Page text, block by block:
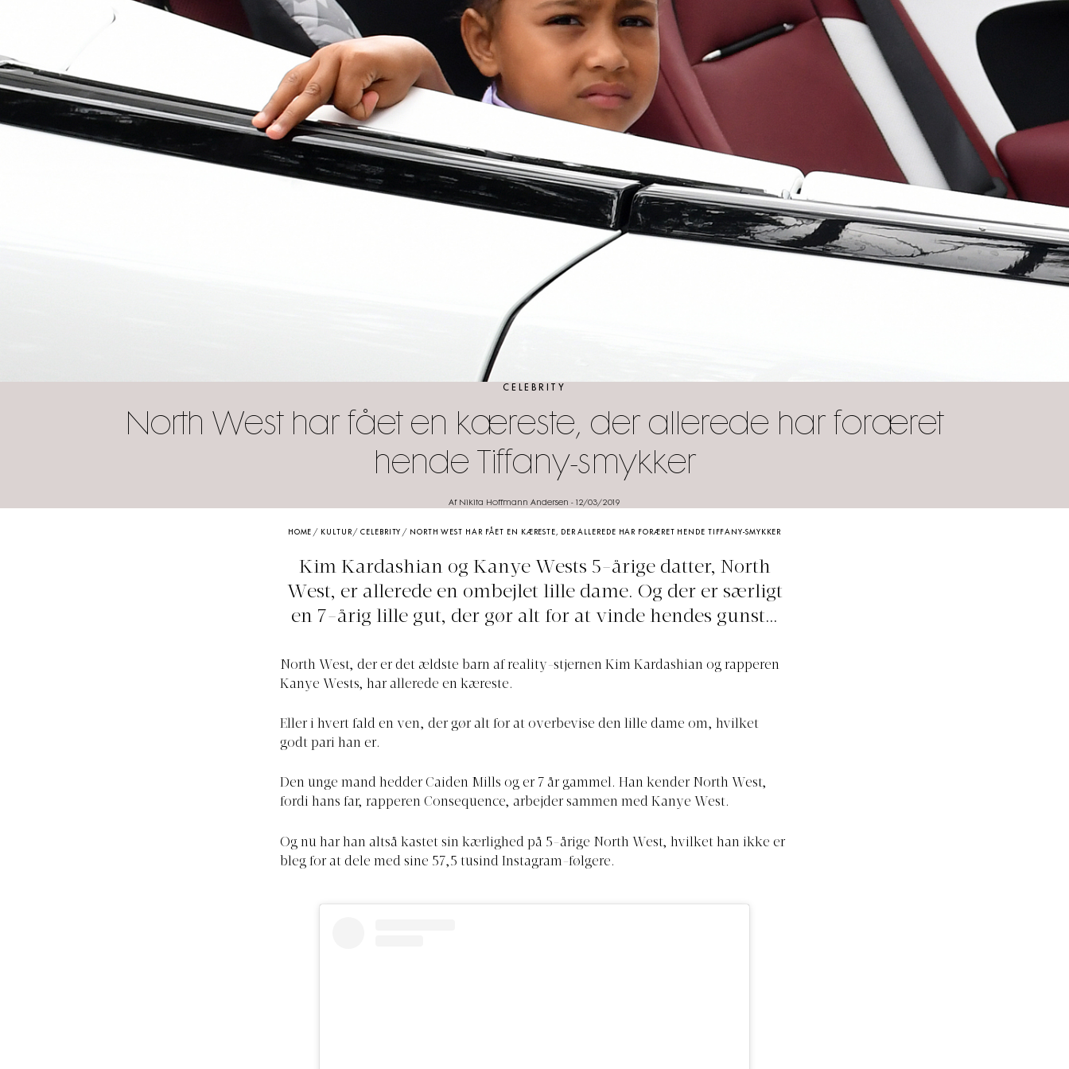
CELEBRITY
North West har fået en kæreste, der allerede har foræret
hende Tiffany-smykker
Af Nikita Hoffmann Andersen - 12/03/2019
HOME / KULTUR/CELEBRITY / NORTH WEST HAR FÅET EN KÆRESTE, DER ALLEREDE HAR FORÆRET HENDE TIFFANY-SMYKKER
Kim Kardashian og Kanye Wests 5-årige datter, North
West, er allerede en ombejlet lille dame. Og der er særligt
en 7-årig lille gut, der gør alt for at vinde hendes gunst…
North West, der er det ældste barn af reality-stjernen Kim Kardashian og rapperen
Kanye Wests, har allerede en kæreste.
Eller i hvert fald en ven, der gør alt for at overbevise den lille dame om, hvilket
godt pari han er.
Den unge mand hedder Caiden Mills og er 7 år gammel. Han kender North West,
fordi hans far, rapperen Consequence, arbejder sammen med Kanye West.
Og nu har han altså kastet sin kærlighed på 5-årige North West, hvilket han ikke er
bleg for at dele med sine 57,5 tusind Instagram-følgere.